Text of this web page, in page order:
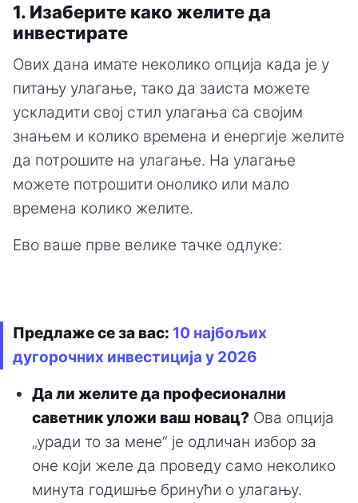
1. Изаберите како желите да
инвестирате
Ових дана имате неколико опција када је у
питању улагање, тако да заиста можете
ускладити свој стил улагања са својим
знањем и колико времена и енергије желите
да потрошите на улагање. На улагање
можете потрошити онолико или мало
времена колико желите.
Ево ваше прве велике тачке одлуке:
Предлаже се за вас: 10 најбољих
дугорочних инвестиција у 2026
Да ли желите да професионални
саветник уложи ваш новац? Ова опција
„уради то за мене“ је одличан избор за
оне који желе да проведу само неколико
минута годишње бринући о улагању.